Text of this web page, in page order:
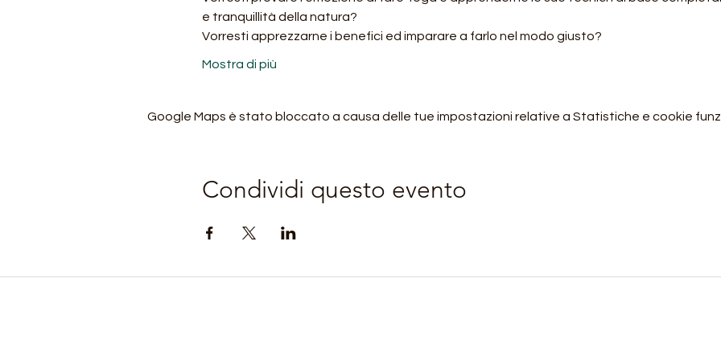
e tranquillità della natura?
Vorresti apprezzarne i benefici ed imparare a farlo nel modo giusto?
Mostra di più
Google Maps è stato bloccato a causa delle tue impostazioni relative a Statistiche e cookie
Condividi questo evento